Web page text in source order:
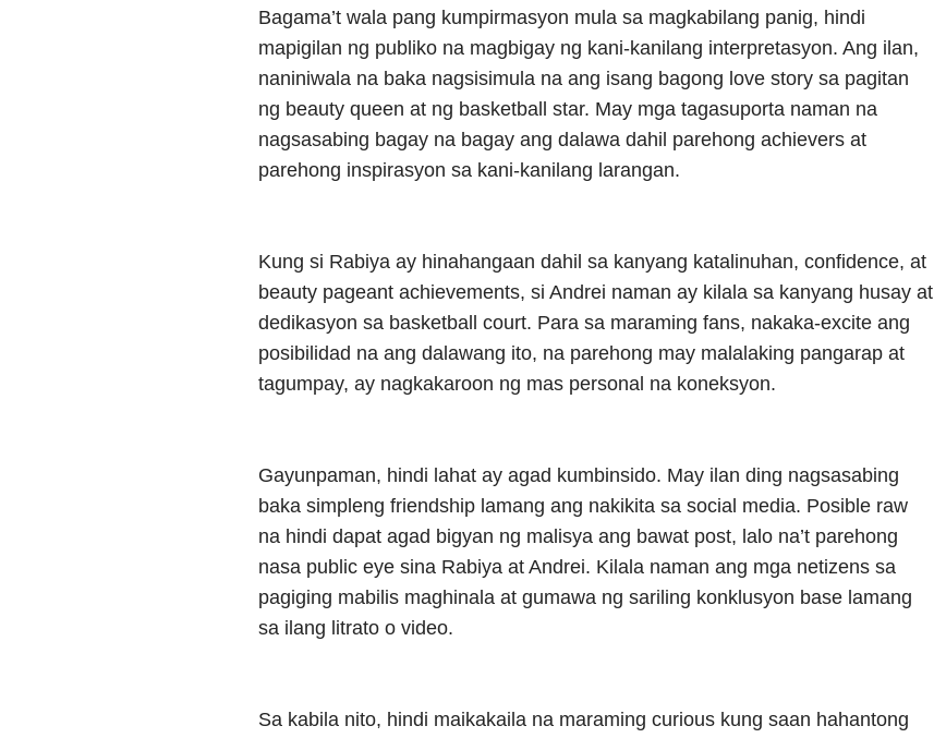
Bagama’t wala pang kumpirmasyon mula sa magkabilang panig, hindi
mapigilan ng publiko na magbigay ng kani-kanilang interpretasyon. Ang ilan,
naniniwala na baka nagsisimula na ang isang bagong love story sa pagitan
ng beauty queen at ng basketball star. May mga tagasuporta naman na
nagsasabing bagay na bagay ang dalawa dahil parehong achievers at
parehong inspirasyon sa kani-kanilang larangan.
Kung si Rabiya ay hinahangaan dahil sa kanyang katalinuhan, confidence, at
beauty pageant achievements, si Andrei naman ay kilala sa kanyang husay at
dedikasyon sa basketball court. Para sa maraming fans, nakaka-excite ang
posibilidad na ang dalawang ito, na parehong may malalaking pangarap at
tagumpay, ay nagkakaroon ng mas personal na koneksyon.
Gayunpaman, hindi lahat ay agad kumbinsido. May ilan ding nagsasabing
baka simpleng friendship lamang ang nakikita sa social media. Posible raw
na hindi dapat agad bigyan ng malisya ang bawat post, lalo na’t parehong
nasa public eye sina Rabiya at Andrei. Kilala naman ang mga netizens sa
pagiging mabilis maghinala at gumawa ng sariling konklusyon base lamang
sa ilang litrato o video.
Sa kabila nito, hindi maikakaila na maraming curious kung saan hahantong